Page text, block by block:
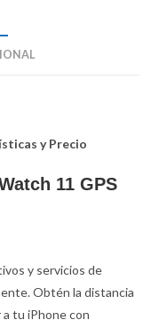
y Precio
11 GPS
y servicios de
Obtén la distancia
a tu iPhone con